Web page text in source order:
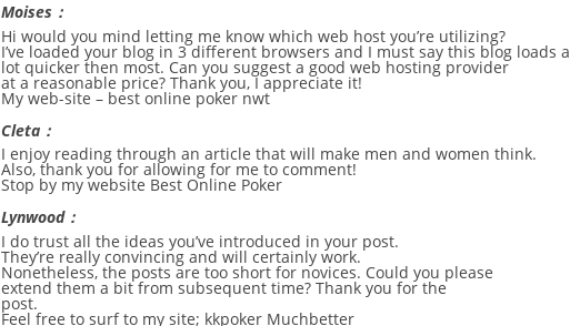
Moises：
Hi would you mind letting me know which web host you’re utilizing?
I’ve loaded your blog in 3 different browsers and I must say this blog loads a
lot quicker then most. Can you suggest a good web hosting provider
at a reasonable price? Thank you, I appreciate it!
My web-site – best online poker nwt
Cleta：
I enjoy reading through an article that will make men and women think.
Also, thank you for allowing for me to comment!
Stop by my website Best Online Poker
Lynwood：
I do trust all the ideas you’ve introduced in your post.
They’re really convincing and will certainly work.
Nonetheless, the posts are too short for novices. Could you please
extend them a bit from subsequent time? Thank you for the
post.
Feel free to surf to my site; kkpoker Muchbetter